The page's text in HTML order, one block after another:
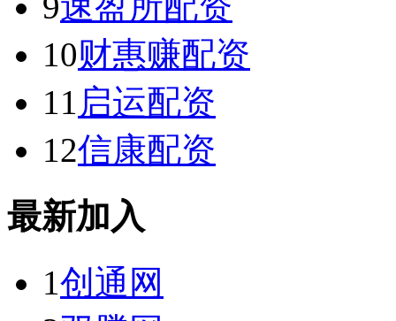
10财惠赚配资
11 启运配资
12信康配资
最新加入
1创通网